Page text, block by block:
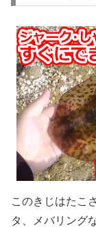
このきじはたこ
タ、メバリング